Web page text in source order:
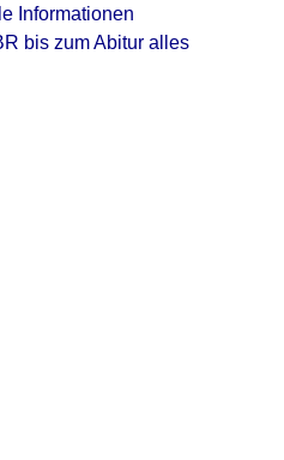
Informationen
bis zum Abitur alles